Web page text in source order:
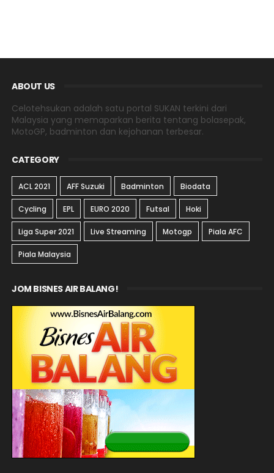
ABOUT US
Celotehsukan adalah satu portal SUKAN terkini dari
Malaysia yang memaparkan berita tentang bolasepak,
MotoGP, badminton dan kejohanan terbesar.
CATEGORY
ACL 2021 AFF Suzuki Badminton Biodata
Cycling EPL EURO 2020 Futsal Hoki
Liga Super 2021 Live Streaming Motogp Piala AFC
Piala Malaysia
JOM BISNES AIR BALANG!